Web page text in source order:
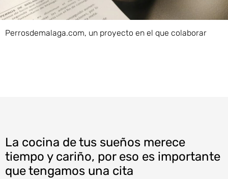
Perrosdemalaga.com, un proyecto en el que colaborar
La cocina de tus sueños merece
tiempo y cariño, por eso es importante
que tengamos una cita